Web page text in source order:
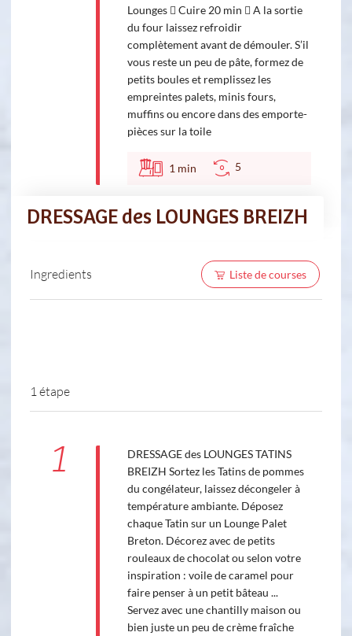
Lounges  Cuire 20 min  A la sortie
du four laissez refroidir
complètement avant de démouler. S’il
vous reste un peu de pâte, formez de
petits boules et remplissez les
empreintes palets, minis fours,
muffins ou encore dans des emporte-
pièces sur la toile
1 min 5
DRESSAGE des LOUNGES BREIZH
Ingredients Liste de courses
1 étape
1
DRESSAGE des LOUNGES TATINS
BREIZH Sortez les Tatins de pommes
du congélateur, laissez décongeler à
température ambiante. Déposez
chaque Tatin sur un Lounge Palet
Breton. Décorez avec de petits
rouleaux de chocolat ou selon votre
inspiration : voile de caramel pour
faire penser à un petit bâteau ...
Servez avec une chantilly maison ou
bien juste un peu de crème fraîche